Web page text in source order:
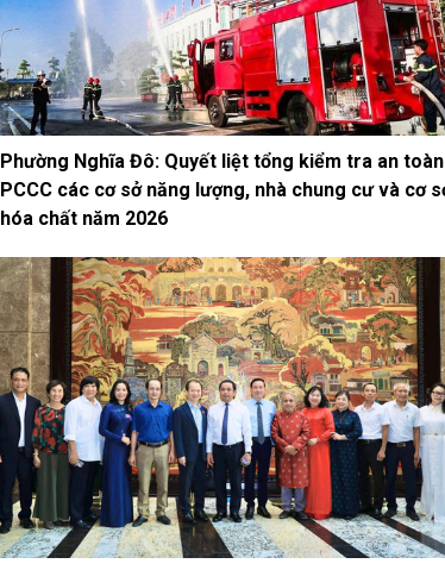
Phường Nghĩa Đô: Quyết liệt tổng kiểm tra an toàn
PCCC các cơ sở năng lượng, nhà chung cư và cơ
hóa chất năm 2026